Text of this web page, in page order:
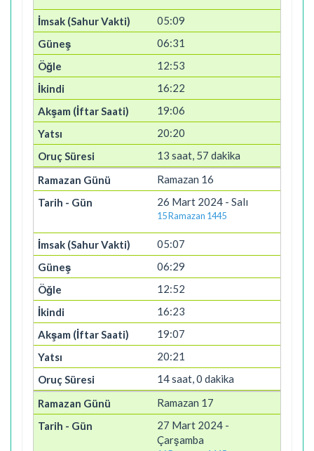
05:09
06:31
12:53
16:22
19:06
20:20
13 saat, 57 dakika
Ramazan 16
26 Mart 2024 - Salı
15 Ramazan 1445
05:07
06:29
12:52
16:23
19:07
20:21
14 saat, 0 dakika
Ramazan 17
27 Mart 2024 -
Çarşamba